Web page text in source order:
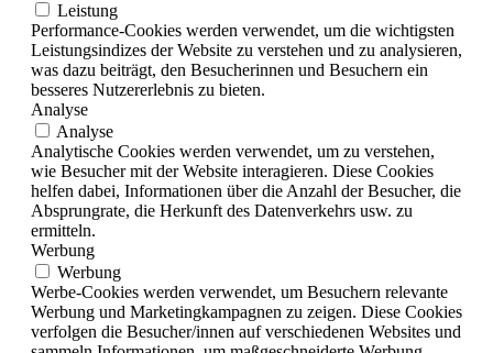
Leistung
Performance-Cookies werden verwendet, um die wichtigsten
Leistungsindizes der Website zu verstehen und zu analysieren,
was dazu beiträgt, den Besucherinnen und Besuchern ein
besseres Nutzererlebnis zu bieten.
Analyse
Analyse
Analytische Cookies werden verwendet, um zu verstehen,
wie Besucher mit der Website interagieren. Diese Cookies
helfen dabei, Informationen über die Anzahl der Besucher, die
Absprungrate, die Herkunft des Datenverkehrs usw. zu
ermitteln.
Werbung
Werbung
Werbe-Cookies werden verwendet, um Besuchern relevante
Werbung und Marketingkampagnen zu zeigen. Diese Cookies
verfolgen die Besucher/innen auf verschiedenen Websites und